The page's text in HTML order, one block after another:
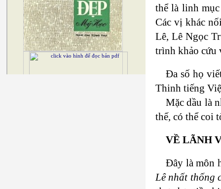
thể là linh
Các vị khác
Lê, Lê Ngọc
trình khảo cứu
Đa số họ
Thinh tiếng
Mặc dầu là
thế, có thể coi
VỀ LÃNH
Đây là môn
Lê nhất thống